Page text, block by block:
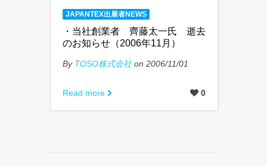
JAPANTEX出展者NEWS
・当社創業者 齊藤太一氏 逝去
のお知らせ（2006年11月）
By TOSO株式会社on 2006/11/01
Read more 0